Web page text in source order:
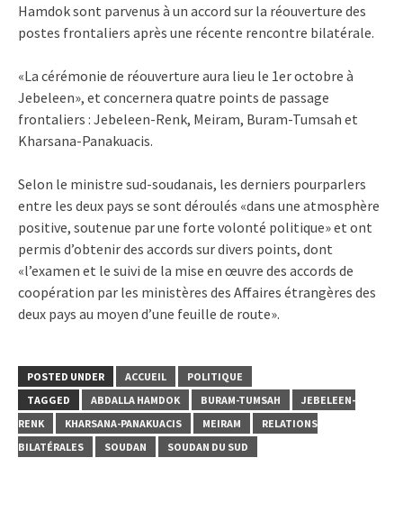
Hamdok sont parvenus à un accord sur la réouverture des
postes frontaliers après une récente rencontre bilatérale.
«La cérémonie de réouverture aura lieu le 1er octobre à
Jebeleen», et concernera quatre points de passage
frontaliers : Jebeleen-Renk, Meiram, Buram-Tumsah et
Kharsana-Panakuacis.
Selon le ministre sud-soudanais, les derniers pourparlers
entre les deux pays se sont déroulés «dans une atmosphère
positive, soutenue par une forte volonté politique» et ont
permis d’obtenir des accords sur divers points, dont
«l’examen et le suivi de la mise en œuvre des accords de
coopération par les ministères des Affaires étrangères des
deux pays au moyen d’une feuille de route».
POSTED UNDER ACCUEIL
POLITIQUE
TAGGED
ABDALLA HAMDOK BURAM-TUMSAH
JEBELEEN-
RENK
KHARSANA-PANAKUACIS MEIRAM
RELATIONS
BILATÉRALES
SOUDAN SOUDAN DU SUD